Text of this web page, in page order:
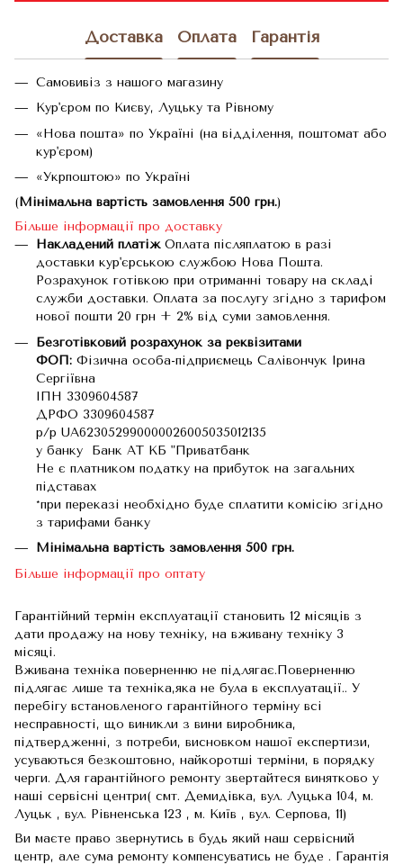
Доставка Оплата Гарантія
Самовивіз з нашого магазину
Кур'єром по Києву, Луцьку та Рівному
«Нова пошта» по Україні (на відділення, поштомат або
кур'єром)
«Укрпоштою» по Україні
(Мінімальна вартість замовлення 500 грн.)
Більше інформації про доставку
Накладений платіжОплата післяплатою в разі
доставки кур'єрською службою Нова Пошта.
Розрахунок готівкою при отриманні товару на складі
служби доставки. Оплата за послугу згідно з тарифом
нової пошти 20 грн + 2% від суми замовлення.
Безготівковий розрахунок за реквізитами
ФОП: Фізична особа-підприємець Салівончук Ірина
Сергіївна
ІПН 3309604587
ДРФО 3309604587
р/р UA623052990000026005035012135
у банку Банк АТ КБ "Приватбанк
Не є платником податку на прибуток на загальних
підставах
*при переказі необхідно буде сплатити комісію згідно
з тарифами банку
Мінімальна вартість замовлення 500 грн.
Більше інформації про оптату
Гарантійний термін експлуатації становить 12 місяців з
дати продажу на нову техніку, на вживану техніку 3
місяці.
Вживана техніка поверненню не підлягає.Поверненню
підлягає лише та техніка,яка не була в експлуатації.. У
перебігу встановленого гарантійного терміну всі
несправності, що виникли з вини виробника,
підтвердженні, з потреби, висновком нашої експертизи,
усуваються безкоштовно, найкоротші терміни, в порядку
черги. Для гарантійного ремонту звертайтеся винятково у
наші сервісні центри( смт. Демидівка, вул. Луцька 104, м.
Луцьк , вул. Рівненська 123 , м. Київ , вул. Серпова, 11)
Ви маєте право звернутись в будь який наш сервісний
центр, але сума ремонту компенсуватись не буде . Гарантія